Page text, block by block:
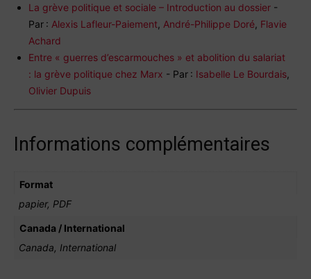
La grève politique et sociale – Introduction au dossier ­-
Par : Alexis Lafleur-Paiement André-Philippe Doré Flavie
Achard
Entre « guerres d’escarmouches » et abolition du salariat
: la grève politique chez Marx ­- Par : Isabelle Le Bourdais
Olivier Dupuis
Informations complémentaires
Format
papier, PDF
Canada / International
Canada, International